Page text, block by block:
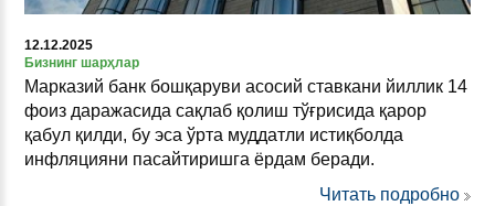
12.12.2025
Бизнинг шарҳлар
Марказий банк бошқаруви асосий ставкани йиллик 14
фоиз даражасида сақлаб қолиш тўғрисида қарор
қабул қилди, бу эса ўрта муддатли истиқболда
инфляцияни пасайтиришга ёрдам беради.
Читать подробно